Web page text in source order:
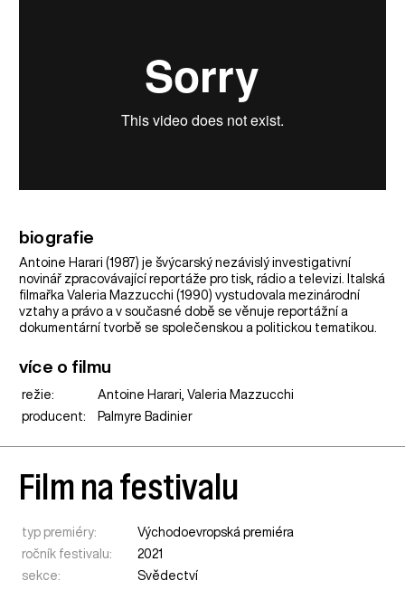
biografie
Antoine Harari (1987) je švýcarský nezávislý investigativní
novinář zpracovávající reportáže pro tisk, rádio a televizi. Italská
filmařka Valeria Mazzucchi (1990) vystudovala mezinárodní
vztahy a právo a v současné době se věnuje reportážní a
dokumentární tvorbě se společenskou a politickou tematikou.
více o filmu
režie:
Antoine Harari, Valeria Mazzucchi
producent:
Palmyre Badinier
Film na festivalu
typ premiéry:
Východoevropská premiéra
ročník festivalu:
2021
sekce:
Svědectví